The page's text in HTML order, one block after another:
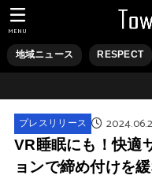
地域ニュース RESPECT
MENU
プレスリリース
VR睡眠にも！快適
ョンで締め付けを